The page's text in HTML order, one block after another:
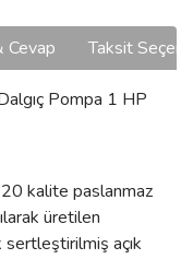
Cevap Taksit
Pompa 1 HP
kalite paslanmaz
üretilen
sertleştirilmiş açık